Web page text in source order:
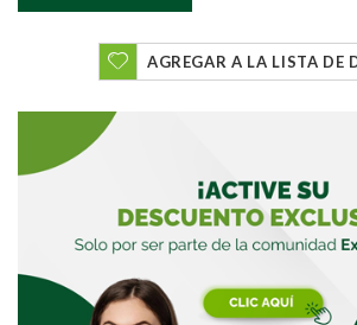
AGREGAR A LA LISTA DE